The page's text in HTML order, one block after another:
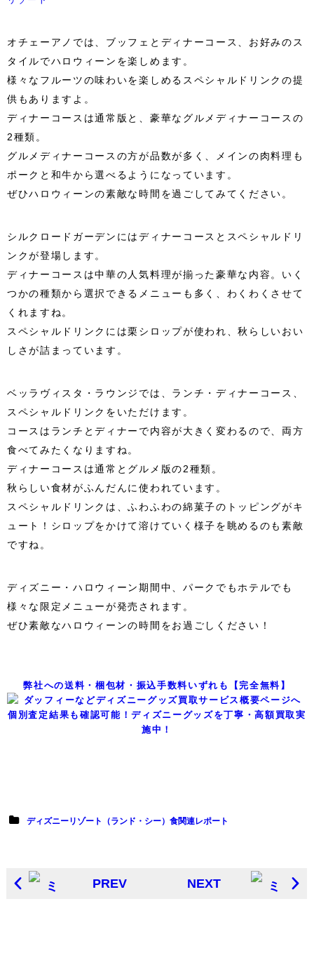
オチェーアノでは、ブッフェとディナーコース、お好みのス
タイルでハロウィーンを楽しめます。
様々なフルーツの味わいを楽しめるスペシャルドリンクの提
供もありますよ。
ディナーコースは通常版と、豪華なグルメディナーコースの
2種類。
グルメディナーコースの方が品数が多く、メインの肉料理も
ポークと和牛から選べるようになっています。
ぜひハロウィーンの素敵な時間を過ごしてみてください。
シルクロードガーデンにはディナーコースとスペシャルドリ
ンクが登場します。
ディナーコースは中華の人気料理が揃った豪華な内容。いく
つかの種類から選択できるメニューも多く、わくわくさせて
くれますね。
スペシャルドリンクには栗シロップが使われ、秋らしいおい
しさが詰まっています。
ベッラヴィスタ・ラウンジでは、ランチ・ディナーコース、
スペシャルドリンクをいただけます。
コースはランチとディナーで内容が大きく変わるので、両方
食べてみたくなりますね。
ディナーコースは通常とグルメ版の2種類。
秋らしい食材がふんだんに使われています。
スペシャルドリンクは、ふわふわの綿菓子のトッピングがキ
ュート！シロップをかけて溶けていく様子を眺めるのも素敵
ですね。
ディズニー・ハロウィーン期間中、パークでもホテルでも
様々な限定メニューが発売されます。
ぜひ素敵なハロウィーンの時間をお過ごしください！
弊社への送料・梱包材・振込手数料いずれも【完全無料】
個別査定結果も確認可能！ディズニーグッズを丁寧・高額買取実
施中！
ディズニーリゾート（ランド・シー）食関連レポート
PREV NEXT